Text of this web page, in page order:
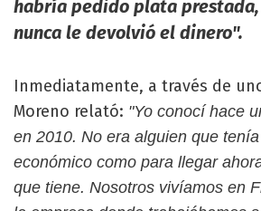
habría pedido plata
nunca le devolvió el dinero".
Inmediatamente, a través de
Moreno relató: "Yo conocí hace
en 2010. No era alguien que
económico como para llegar
que tiene. Nosotros vivíamos en